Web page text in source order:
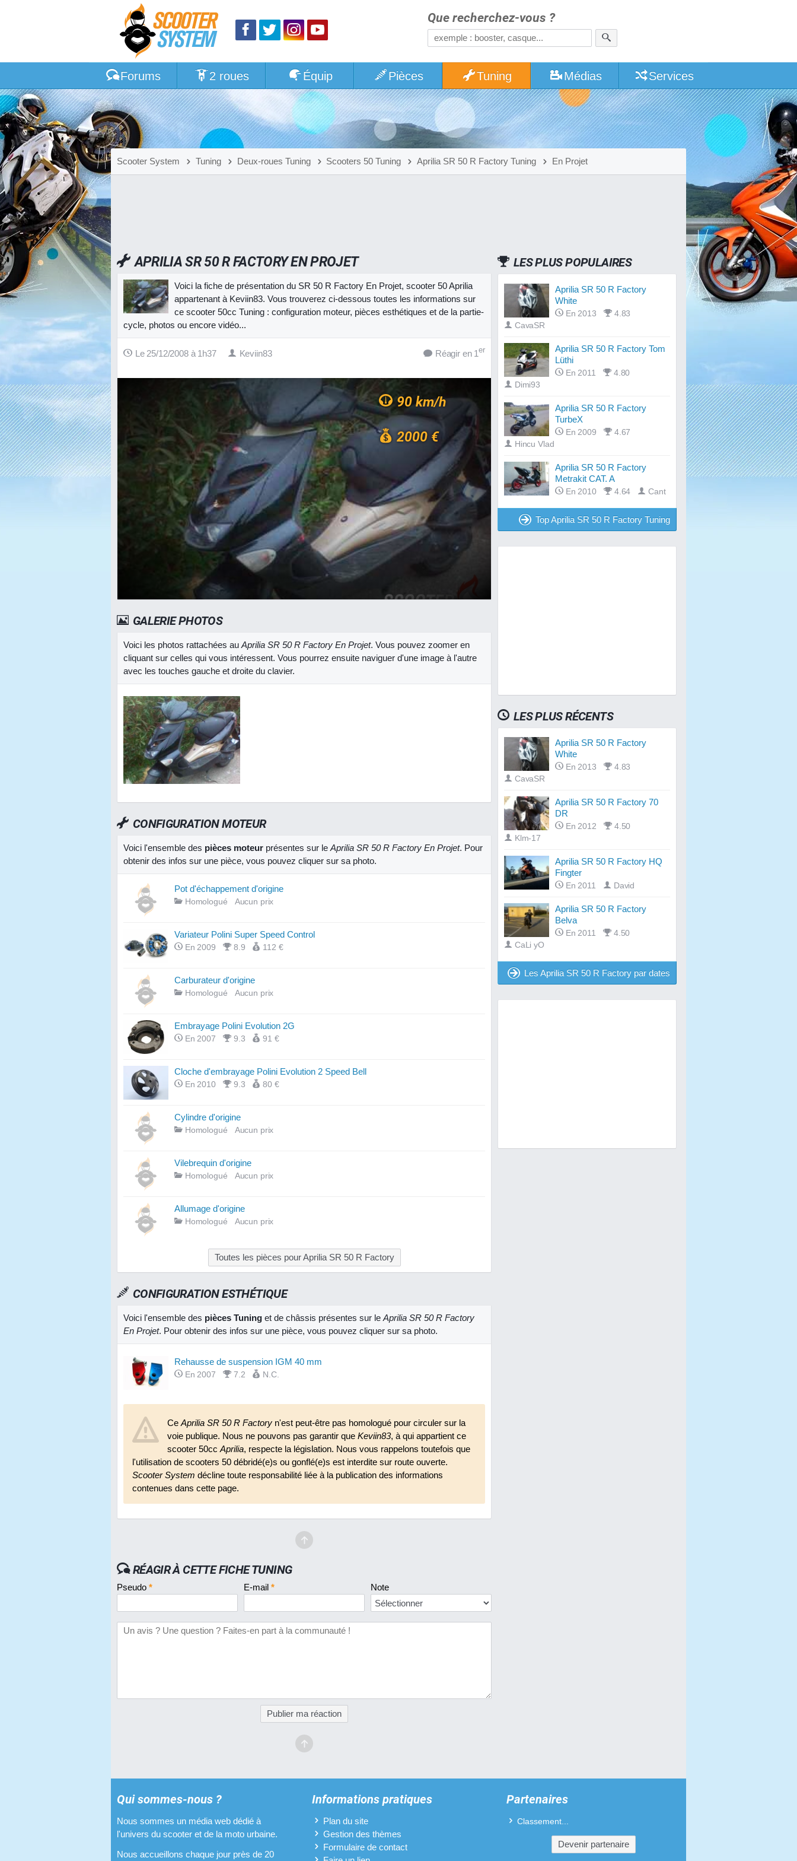
Que recherchez-vous ?
Forums 2 roues Équip Pièces Tuning Médias Services
Scooter System Tuning Deux-roues Tuning Scooters 50 Tuning Aprilia SR 50 R Factory Tuning En Projet
APRILIA SR 50 R FACTORY EN PROJET
Voici la fiche de présentation du SR 50 R Factory En Projet, scooter 50 Aprilia
appartenant à Keviin83. Vous trouverez ci-dessous toutes les informations sur
ce scooter 50cc Tuning : configuration moteur, pièces esthétiques et de la partie-
cycle, photos ou encore vidéo...
Le 25/12/2008 à 1h37 Keviin83 Réagir en 1er
90 km/h
2000 €
GALERIE PHOTOS
Voici les photos rattachées au Aprilia SR 50 R Factory En Projet. Vous pouvez zoomer en
cliquant sur celles qui vous intéressent. Vous pourrez ensuite naviguer d'une image à l'autre
avec les touches gauche et droite du clavier.
CONFIGURATION MOTEUR
Voici l'ensemble des pièces moteur présentes sur le Aprilia SR 50 R Factory En Projet. Pour
obtenir des infos sur une pièce, vous pouvez cliquer sur sa photo.
Pot d'échappement d'origine
Homologué Aucun prix
Variateur Polini Super Speed Control
En 2009 8.9 112 €
Carburateur d'origine
Homologué Aucun prix
Embrayage Polini Evolution 2G
En 2007 9.3 91 €
Cloche d'embrayage Polini Evolution 2 Speed Bell
En 2010 9.3 80 €
Cylindre d'origine
Homologué Aucun prix
Vilebrequin d'origine
Homologué Aucun prix
Allumage d'origine
Homologué Aucun prix
Toutes les pièces pour Aprilia SR 50 R Factory
CONFIGURATION ESTHÉTIQUE
Voici l'ensemble des pièces Tuning et de châssis présentes sur le Aprilia SR 50 R Factory
En Projet. Pour obtenir des infos sur une pièce, vous pouvez cliquer sur sa photo.
Rehausse de suspension IGM 40 mm
En 2007 7.2 N.C.
CeAprilia SR 50 R Factory n'est peut-être pas homologué pour circuler sur la
voie publique. Nous ne pouvons pas garantir queKeviin83, à qui appartient ce
scooter 50ccAprilia, respecte la législation. Nous vous rappelons toutefois que
l'utilisation de scooters 50 débridé(e)s ou gonflé(e)s est interdite sur route ouverte.
Scooter System décline toute responsabilité liée à la publication des informations
contenues dans cette page.
RÉAGIR À CETTE FICHE TUNING
Pseudo * E-mail* Note
Publier ma réaction
LES PLUS POPULAIRES
Aprilia SR 50 R Factory
White
En 2013
4.83
CavaSR
Aprilia SR 50 R Factory Tom
Lüthi
En 2011
4.80
Dimi93
Aprilia SR 50 R Factory
TurbeX
En 2009
4.67
Hincu Vlad
Aprilia SR 50 R Factory
Metrakit CAT. A
En 2010 4.64 Cant
Top Aprilia SR 50 R Factory Tuning
LES PLUS RÉCENTS
Aprilia SR 50 R Factory
White
En 2013
4.83
CavaSR
Aprilia SR 50 R Factory 70
DR
En 2012
4.50
Klm-17
Aprilia SR 50 R Factory HQ
Fingter
En 2011 David
Aprilia SR 50 R Factory
Belva
En 2011
4.50
CaLi yO
Les Aprilia SR 50 R Factory par dates
Qui sommes-nous ?
Nous sommes un média web dédié à
l'univers du scooter et de la moto urbaine.
Nous accueillons chaque jour près de 20
Informations pratiques
Plan du site
Gestion des thèmes
Formulaire de contact
Partenaires
Classement...
Devenir partenaire